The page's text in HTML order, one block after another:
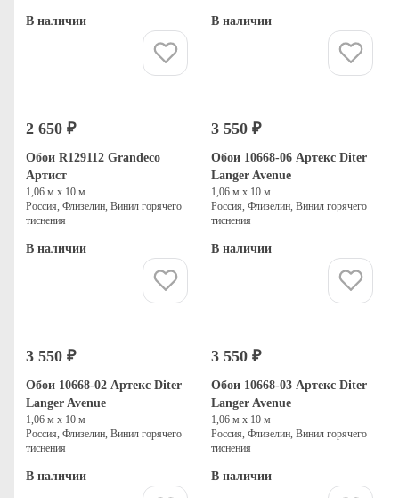
В наличии В наличии
2 650 ₽
Обои R129112 Grandeco
Артист
1,06 м х 10 м
Россия, Флизелин, Винил горячего
тиснения
В наличии
3 550 ₽
Обои 10668-06 Артекс Diter
Langer Avenue
1,06 м х 10 м
Россия, Флизелин, Винил горячего
тиснения
В наличии
3 550 ₽
Обои 10668-02 Артекс Diter
Langer Avenue
1,06 м х 10 м
Россия, Флизелин, Винил горячего
тиснения
В наличии
3 550 ₽
Обои 10668-03 Артекс Diter
Langer Avenue
1,06 м х 10 м
Россия, Флизелин, Винил горячего
тиснения
В наличии